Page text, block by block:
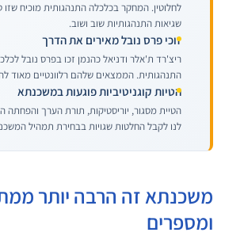
לחלוטין. המחקר בכלכלה התנהגותית מוכיח שזו
שגיאות התנהגותיות שוב ושוב.
זוכי פרס נובל מאירים את הדרך
ריצ'רד ת'אלר ודניאל כהנמן זכו בפרס נובל
התנהגותית. הממצאים שלהם רלוונטיים מאוד
הטיות קוגניטיביות פוגעות במשכנתא
הטיית מסגור, יוריסטיקות, תורת הערך והפחתה
לנו לקבל החלטות שגויות בבחירת תמהיל
משכנתא זה הרבה יותר
ומספרים